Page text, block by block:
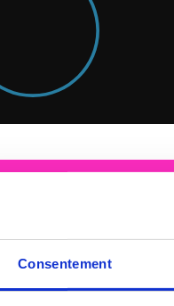
Consentement